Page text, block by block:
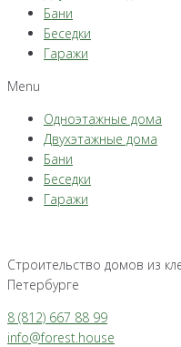
Бани
Беседки
Гаражи
Menu
Одноэтажные дома
Двухэтажные дома
Бани
Беседки
Гаражи
Строительство домов из
Петербурге
8 (812) 667 88 99
info@forest.house